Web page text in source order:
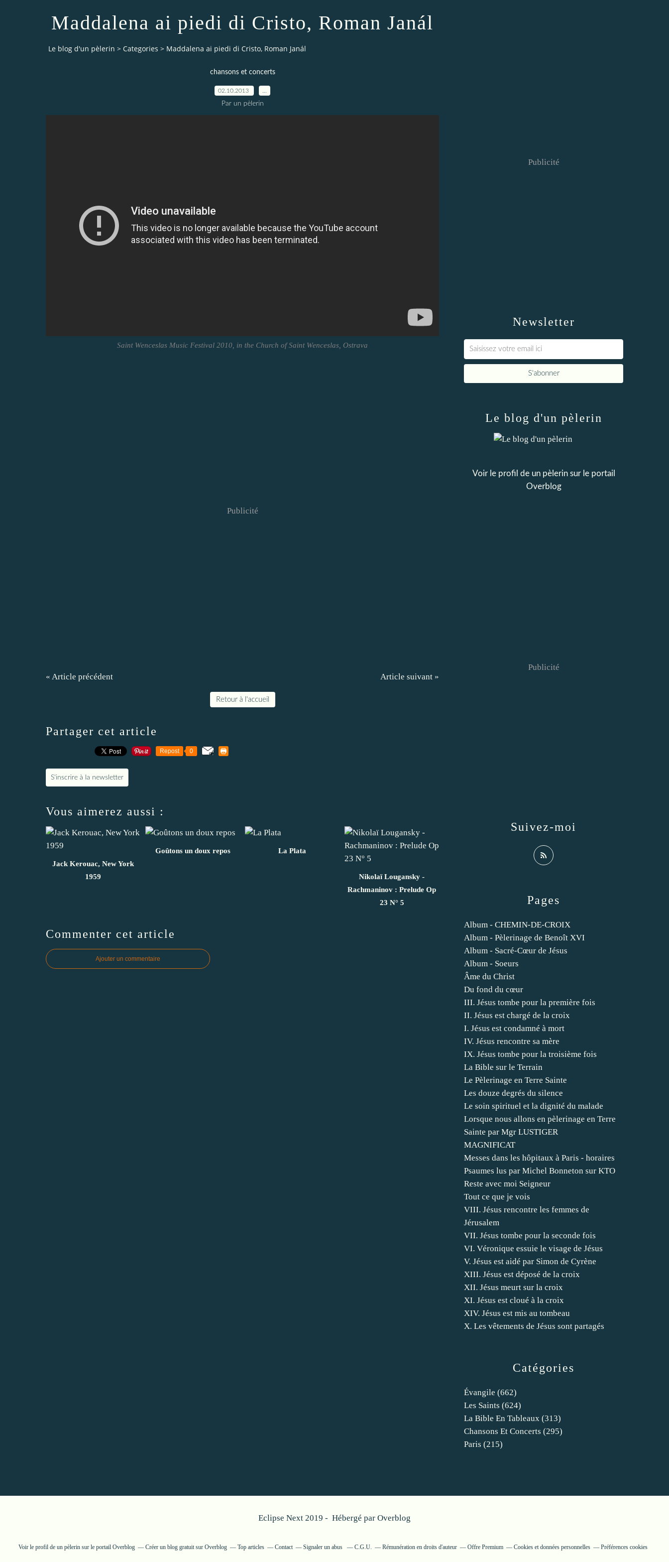
Maddalena ai piedi di Cristo, Roman Janál
Le blog d'un pèlerin > Categories > Maddalena ai piedi di Cristo, Roman Janál
chansons et concerts
02.10.2013
Par un pèlerin
Saint Wenceslas Music Festival 2010, in the Church of Saint Wenceslas, Ostrava
Publicité
« Article précédent Article suivant »
Retour à l'accueil
Partager cet article
Repost 0
S'inscrire à la newsletter
Vous aimerez aussi :
Jack Kerouac, New York
1959
Goûtons un doux repos La Plata
Nikolaï Lougansky -
Rachmaninov : Prelude Op
23 N° 5
Commenter cet article
Ajouter un commentaire
Newsletter
Publicité
Catégories
Évangile (662)
Les Saints (624)
La Bible En Tableaux (313)
Chansons Et Concerts (295)
Paris (215)
Pages
Album - CHEMIN-DE-CROIX
Album - Pèlerinage de Benoît XVI
Album - Sacré-Cœur de Jésus
Album - Soeurs
Âme du Christ
Du fond du cœur
III. Jésus tombe pour la première fois
II. Jésus est chargé de la croix
I. Jésus est condamné à mort
IV. Jésus rencontre sa mère
IX. Jésus tombe pour la troisième fois
La Bible sur le Terrain
Le Pèlerinage en Terre Sainte
Les douze degrés du silence
Le soin spirituel et la dignité du malade
Lorsque nous allons en pèlerinage en Terre
Sainte par Mgr LUSTIGER
MAGNIFICAT
Messes dans les hôpitaux à Paris - horaires
Psaumes lus par Michel Bonneton sur KTO
Reste avec moi Seigneur
Tout ce que je vois
VIII. Jésus rencontre les femmes de
Jérusalem
VII. Jésus tombe pour la seconde fois
VI. Véronique essuie le visage de Jésus
V. Jésus est aidé par Simon de Cyrène
XIII. Jésus est déposé de la croix
XII. Jésus meurt sur la croix
XI. Jésus est cloué à la croix
XIV. Jésus est mis au tombeau
X. Les vêtements de Jésus sont partagés
Le blog d'un pèlerin
Voir le profil de un pèlerinsur le portail
Overblog
Suivez-moi
Publicité
Eclipse Next 2019 - Hébergé par Overblog
Voir le profil de un pèlerin sur le portail Overblog Créer un blog gratuit sur Overblog Top articles Contact Signaler un abus C.G.U. Rémunération en droits d'auteur Offre Premium Cookies et données personnelles Préférences cookies